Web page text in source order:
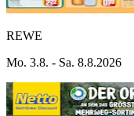
REWE
Mo. 3.8. - Sa. 8.8.2026